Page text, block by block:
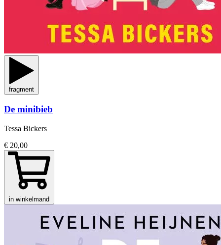
fragment
De minibieb
Tessa Bickers
€ 20,00
in winkelmand